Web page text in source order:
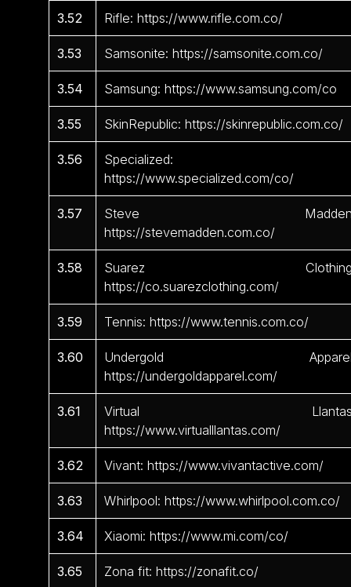
3.52 Rifle: https://www.rifle.com.co/
3.53 Samsonite: https://samsonite.com.co/
3.54 Samsung: https://www.samsung.com/co
3.55 SkinRepublic: https://skinrepublic.com.co/
3.56
Specialized:
https://www.specialized.com/co/
3.57
Steve
https://stevemadden.com.co/
3.58
Suarez
https://co.suarezclothing.com/
3.59 Tennis: https://www.tennis.com.co/
3.60
Undergold
https://undergoldapparel.com/
3.61
Virtual
https://www.virtualllantas.com/
3.62 Vivant: https://www.vivantactive.com/
3.63 Whirlpool: https://www.whirlpool.com.co/
3.64 Xiaomi: https://www.mi.com/co/
3.65 Zona fit: https://zonafit.co/